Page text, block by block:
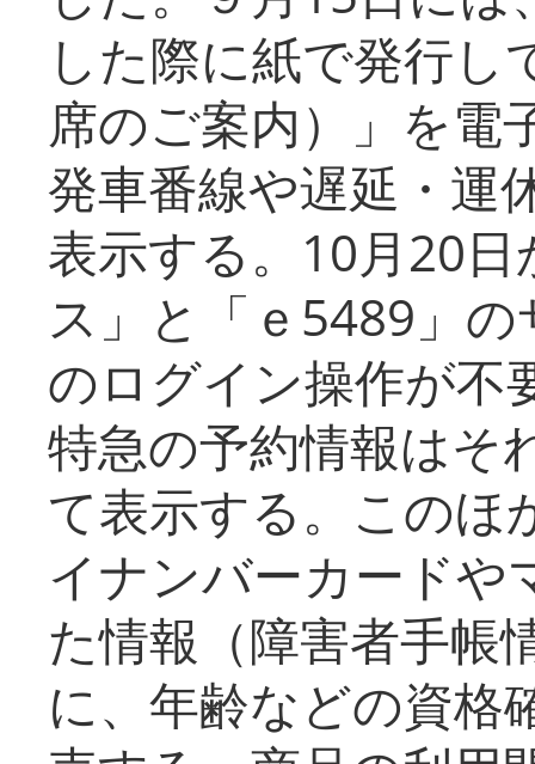
した際に紙で発行し
席のご案内）」を電
発車番線や遅延・運
表示する。10月20
ス」と「ｅ5489」
のログイン操作が不
特急の予約情報はそ
て表示する。このほ
イナンバーカードや
た情報（障害者手帳
に、年齢などの資格